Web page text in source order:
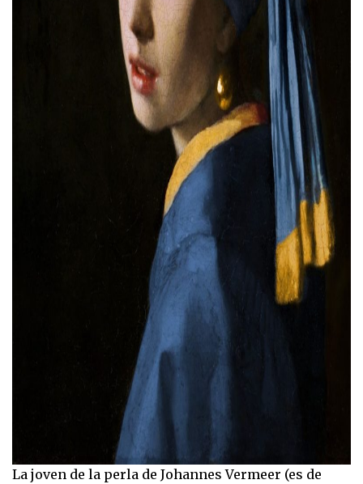
La joven de la perla de Johannes Vermeer (es de